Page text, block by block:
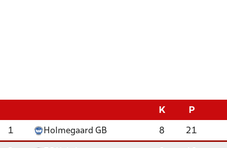
K P
1 Holmegaard GB 8 21